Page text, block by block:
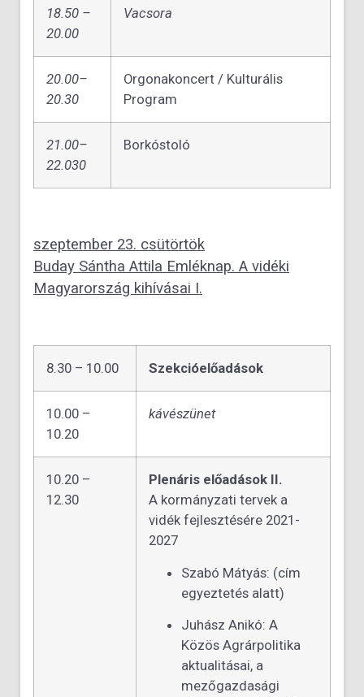
18.50 –
20.00
Vacsora
20.00–
20.30
Orgonakoncert / Kulturális
Program
21.00–
22.030
Borkóstoló
szeptember 23. csütörtök
Buday Sántha Attila Emléknap. A vidéki
Magyarország kihívásai I.
8.30 – 10.00 Szekcióelőadások
10.00 –
10.20
kávészünet
10.20 –
12.30
Plenáris előadások II.
A kormányzati tervek a
vidék fejlesztésére 2021-
2027
Szabó Mátyás: (cím
egyeztetés alatt)
Juhász Anikó: A
Közös Agrárpolitika
aktualitásai, a
mezőgazdasági